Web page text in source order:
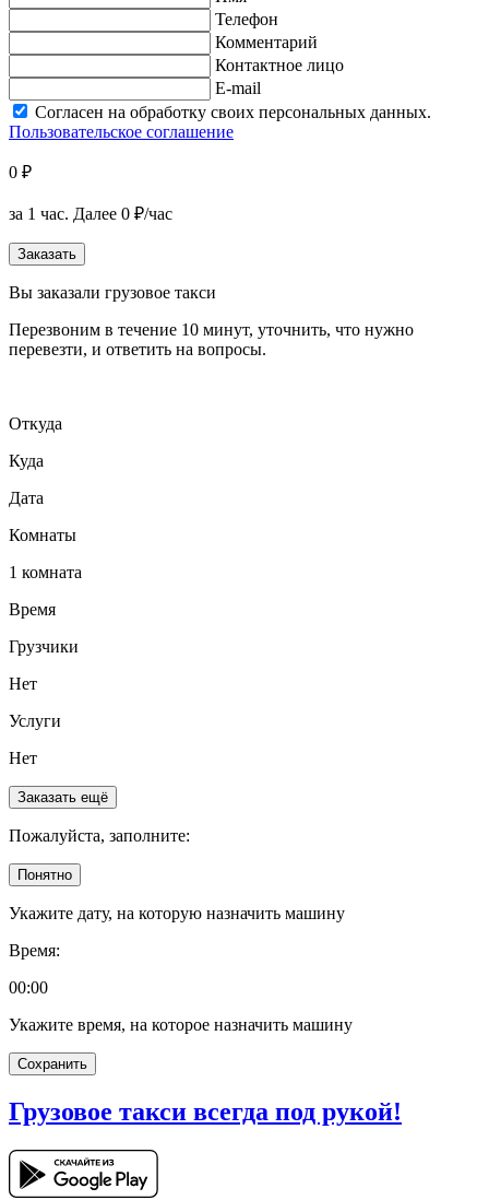
Телефон
Комментарий
Контактное лицо
E-mail
Согласен на обработку своих персональных данных.
Пользовательское соглашение
0 ₽
за 1 час. Далее 0 ₽/час
Заказать
Вы заказали грузовое такси
Перезвоним в течение 10 минут, уточнить, что нужно
перевезти, и ответить на вопросы.
Откуда
Куда
Дата
Комнаты
1 комната
Время
Грузчики
Нет
Услуги
Нет
Заказать ещё
Пожалуйста, заполните:
Понятно
Укажите дату, на которую назначить машину
Время:
00:00
Укажите время, на которое назначить машину
Сохранить
Грузовое такси всегда под рукой!